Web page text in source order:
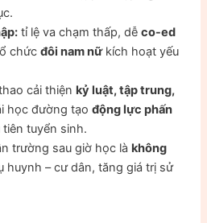
tỉ lệ va chạm thấp, dễco-ed
chứcđôi nam nữkích hoạt yếu
cải thiện kỷ luật, tập trung,
học đường tạođộng lực phấn
tuyển sinh.
trường sau giờ học là không
huynh – cư dân, tăng giá trị sử